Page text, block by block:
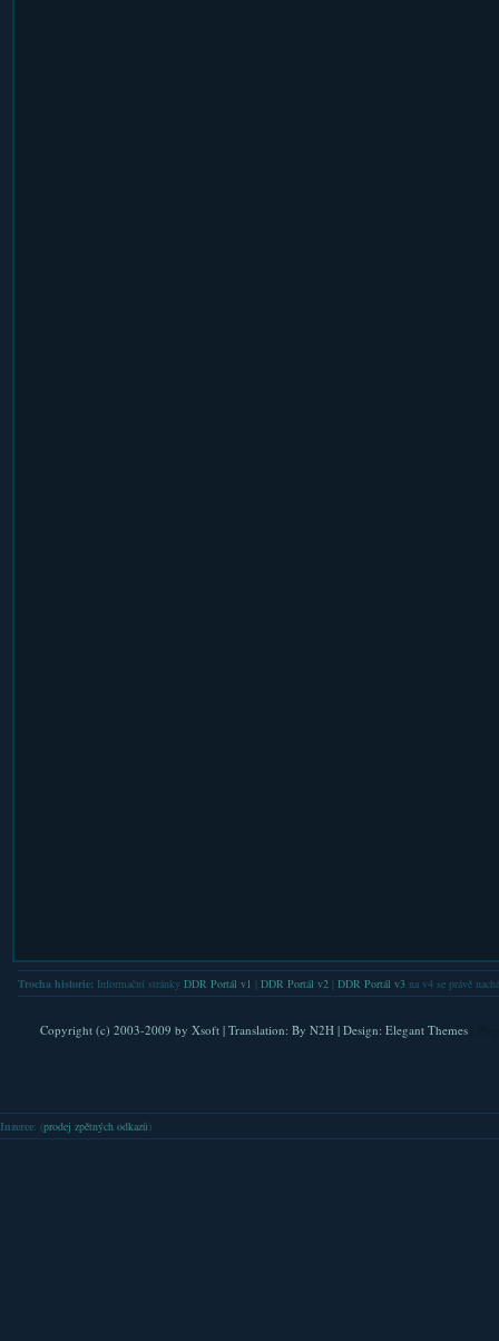
Trocha historie: Informační stránky DDR Portál v1 DDR Portál v2| DDR Portál v3na v4 se právě
Copyright (c) 2003-2009 by Xsoft| Translation: By N2H| Design: Elegant Themes
Inzerce: (prodej zpětných odkazů )